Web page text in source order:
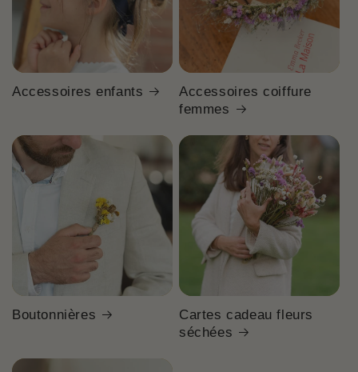
Accessoires enfants
Accessoires coiffure
femmes
Boutonnières
Cartes cadeau fleurs
séchées